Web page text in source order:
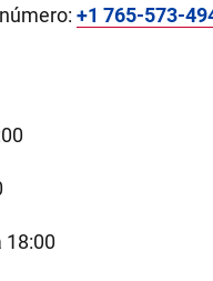
+1 765-573-
18:00